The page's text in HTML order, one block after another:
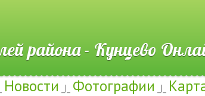
- Кунцево
Новости _|_ Фотографии _|_